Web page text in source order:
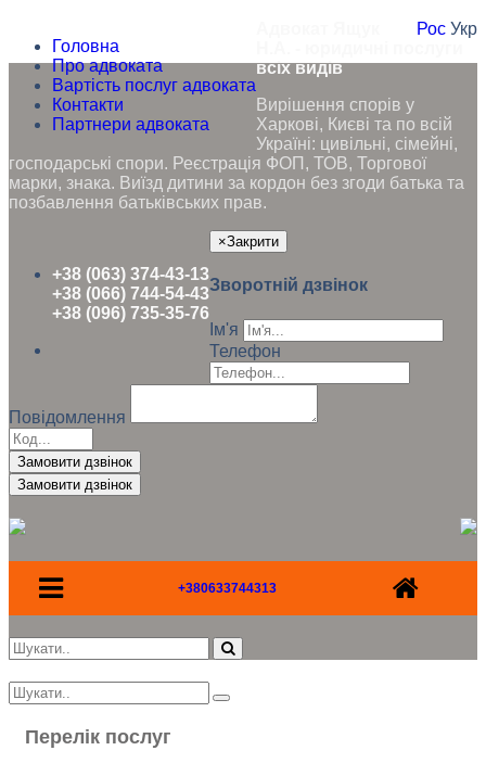
Головна
Про адвоката
Вартість послуг адвоката
Контакти
Партнери адвоката
Рос Укр
всіх видів
Вирішення спорів у
Харкові, Києві та по всій
Україні: цивільні, сімейні,
господарські спори. Реєстрація ФОП, ТОВ, Торгової
марки, знака. Виїзд дитини за кордон без згоди батька та
позбавлення батьківських прав.
+38 (063) 374-43-13
+38 (066) 744-54-43
+38 (096) 735-35-76
×Закрити
Зворотній дзвінок
Ім'я
Телефон
Повідомлення
Замовити дзвінок
+380633744313
Перелік послуг